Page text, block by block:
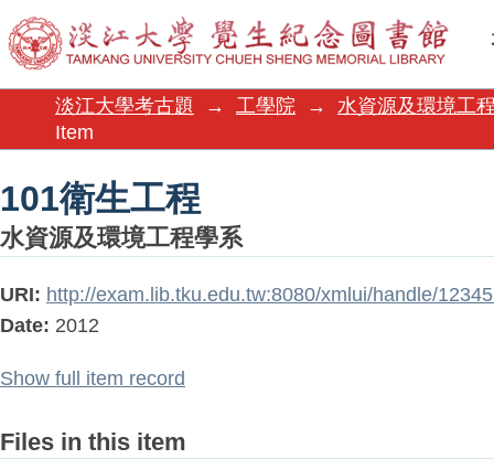
101衛生工程
淡江大學考古題 → 工學院 →
水資源及環境工
Item
101衛生工程
水資源及環境工程學系
URI: http://exam.lib.tku.edu.tw:8080/xmlui/handle/
Date: 2012
Show full item record
Files in this item